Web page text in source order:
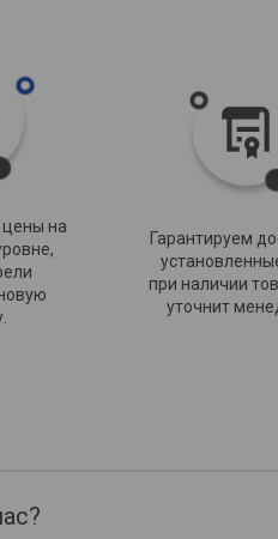
на
Гарантируем
при наличии
уточнит